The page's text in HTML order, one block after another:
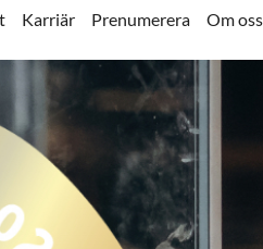
Karriär Prenumerera Om oss